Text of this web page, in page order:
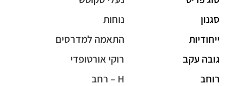
סגנון
נוחות
ייחודיות
התאמה למדרסים
גובה עקב
רוקי אורטופדי
רוחב
H – רחב